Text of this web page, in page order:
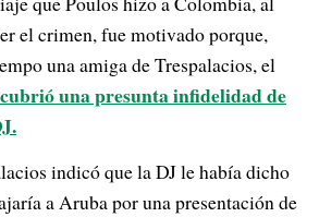
el crimen, fue motivado porque,
una amiga de Trespalacios, el
una presunta infidelidad de
.
indicó que la DJ le había dicho
a Aruba por una presentación de